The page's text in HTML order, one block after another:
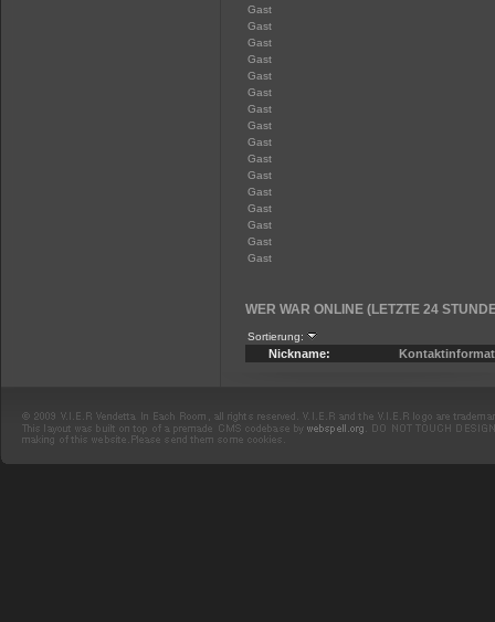
Gast
Gast
Gast
Gast
Gast
Gast
Gast
Gast
Gast
Gast
Gast
Gast
Gast
Gast
Gast
Gast
WER WAR ONLINE (LETZTE 24
Sortierung:
Nickname: